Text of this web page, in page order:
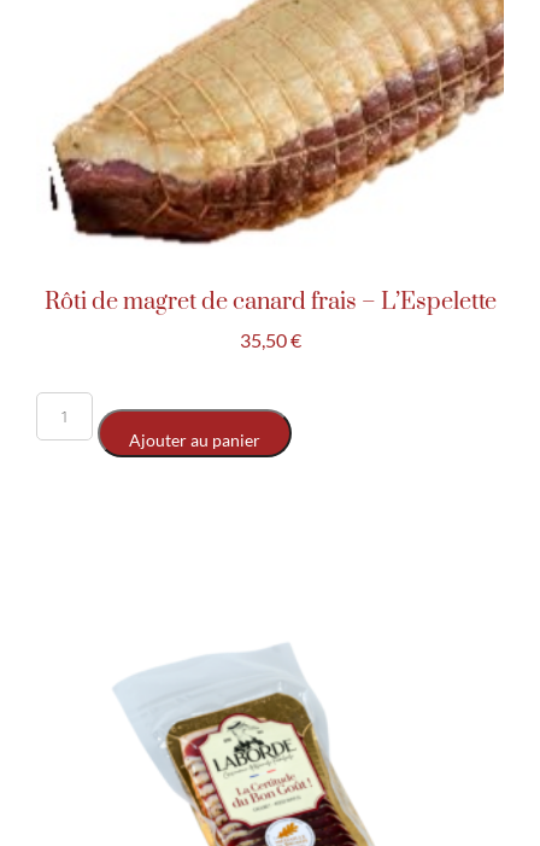
Rôti de magret de canard frais – L’Espelette
35,50€
Ajouter au panier